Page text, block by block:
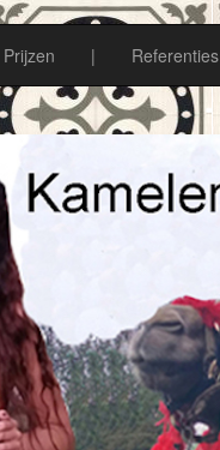
Prijzen | Referenties